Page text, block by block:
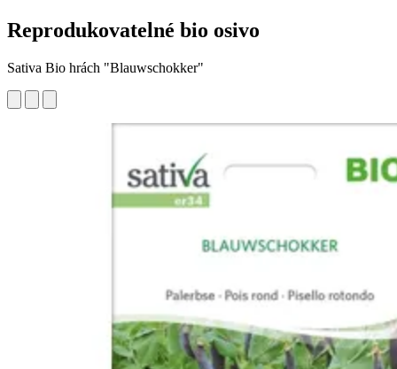
Reprodukovatelné bio osivo
Sativa Bio hrách "Blauwschokker"